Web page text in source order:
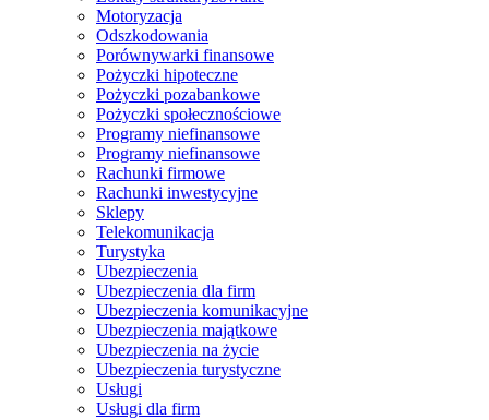
Motoryzacja
Odszkodowania
Porównywarki finansowe
Pożyczki hipoteczne
Pożyczki pozabankowe
Pożyczki społecznościowe
Programy niefinansowe
Programy niefinansowe
Rachunki firmowe
Rachunki inwestycyjne
Sklepy
Telekomunikacja
Turystyka
Ubezpieczenia
Ubezpieczenia dla firm
Ubezpieczenia komunikacyjne
Ubezpieczenia majątkowe
Ubezpieczenia na życie
Ubezpieczenia turystyczne
Usługi
Usługi dla firm